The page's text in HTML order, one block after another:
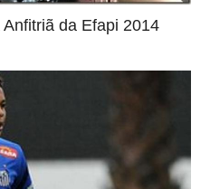
da Efapi 2014